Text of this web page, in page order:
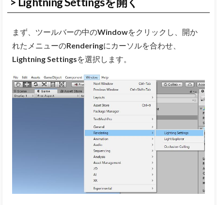
まず、ツールバーの中のWindowをクリックし、開か
れたメニューのRenderingにカーソルを合わせ、
Lightning Settingsを選択します。